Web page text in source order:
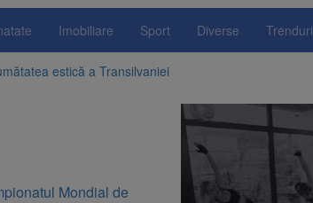
Imobiliare Sport Diverse Trenduri
estică a Transilvaniei
soția de două ori în câteva zile
Bărbat prins în pădure la Ormeniș
inițiativei de suspendare a președintelui Nicușor
Mondial de